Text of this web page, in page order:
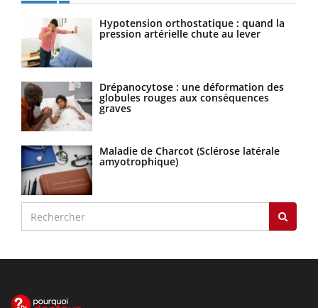
Hypotension orthostatique : quand la
pression artérielle chute au lever
Drépanocytose : une déformation des
globules rouges aux conséquences
graves
Maladie de Charcot (Sclérose latérale
amyotrophique)